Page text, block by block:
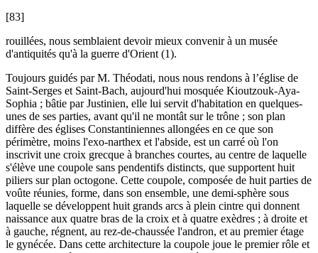
[83]
rouillées, nous semblaient devoir mieux convenir à un musée
d'antiquités qu'à la guerre d'Orient (1).
Toujours guidés par M. Théodati, nous nous rendons à l’église de
Saint-Serges et Saint-Bach, aujourd'hui mosquée Kioutzouk-Aya-
Sophia ; bâtie par Justinien, elle lui servit d'habitation en quelques-
unes de ses parties, avant qu'il ne montât sur le trône ; son plan
diffère des églises Constantiniennes allongées en ce que son
périmètre, moins l'exo-narthex et l'abside, est un carré où l'on
inscrivit une croix grecque à branches courtes, au centre de laquelle
s'élève une coupole sans pendentifs distincts, que supportent huit
piliers sur plan octogone. Cette coupole, composée de huit parties de
voûte réunies, forme, dans son ensemble, une demi-sphère sous
laquelle se développent huit grands arcs à plein cintre qui donnent
naissance aux quatre bras de la croix et à quatre exèdres ; à droite et
à gauche, régnent, au rez-de-chaussée l'andron, et au premier étage
le gynécée. Dans cette architecture la coupole joue le premier rôle et